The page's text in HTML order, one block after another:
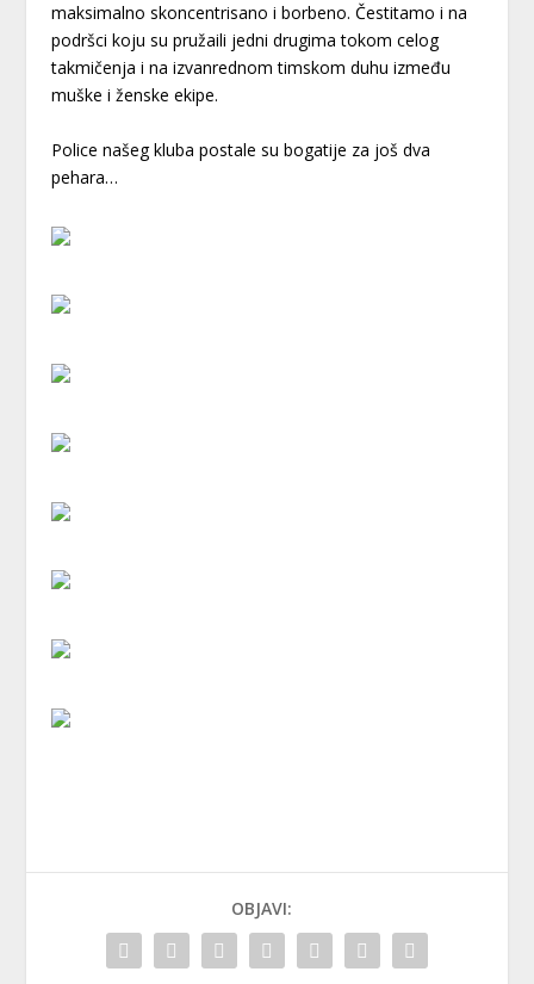
maksimalno skoncentrisano i borbeno. Čestitamo i na
podršci koju su pružaili jedni drugima tokom celog
takmičenja i na izvanrednom timskom duhu između
muške i ženske ekipe.
Police našeg kluba postale su bogatije za još dva
pehara…
OBJAVI: